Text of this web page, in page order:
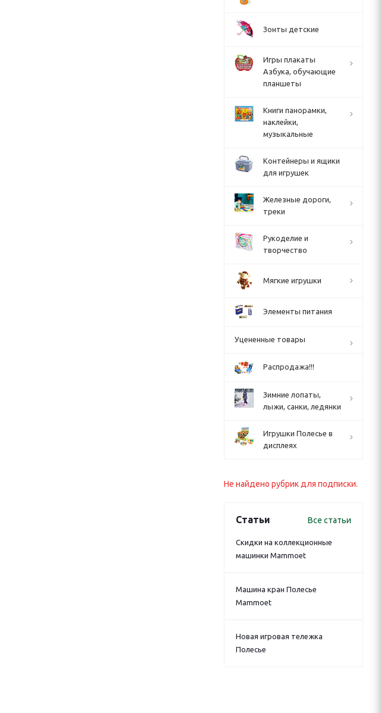
Зонты детские
Игры плакаты
Азбука, обучающие
планшеты
Книги панорамки,
наклейки,
музыкальные
Контейнеры и ящики
для игрушек
Железные дороги,
треки
Рукоделие и
творчество
Мягкие игрушки
Элементы питания
Уцененные товары
Распродажа!!!
Зимние лопаты,
лыжи, санки, ледянки
Игрушки Полесье в
дисплеях
Не найдено рубрик для подписки.
Статьи Все статьи
Скидки на коллекционные
машинки Mammoet
Машина кран Полесье
Mammoet
Новая игровая тележка
Полесье